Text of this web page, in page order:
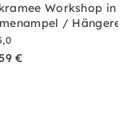
Workshop in
/
€